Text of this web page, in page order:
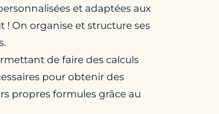
et adaptées aux
! On organise et structure ses
de faire des calculs
pour obtenir des
propres formules grâce au